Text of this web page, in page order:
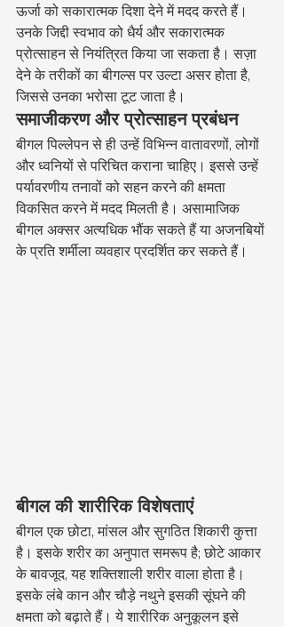
ऊर्जा को सकारात्मक दिशा देने में मदद करते हैं।
उनके जिद्दी स्वभाव को धैर्य और सकारात्मक
प्रोत्साहन से नियंत्रित किया जा सकता है। सज़ा
देने के तरीकों का बीगल्स पर उल्टा असर होता है,
जिससे उनका भरोसा टूट जाता है।
समाजीकरण और प्रोत्साहन प्रबंधन
बीगल पिल्लेपन से ही उन्हें विभिन्न वातावरणों, लोगों
और ध्वनियों से परिचित कराना चाहिए। इससे उन्हें
पर्यावरणीय तनावों को सहन करने की क्षमता
विकसित करने में मदद मिलती है। असामाजिक
बीगल अक्सर अत्यधिक भौंक सकते हैं या अजनबियों
के प्रति शर्मीला व्यवहार प्रदर्शित कर सकते हैं।
बीगल की शारीरिक विशेषताएं
बीगल एक छोटा, मांसल और सुगठित शिकारी कुत्ता
है। इसके शरीर का अनुपात समरूप है; छोटे आकार
के बावजूद, यह शक्तिशाली शरीर वाला होता है।
इसके लंबे कान और चौड़े नथुने इसकी सूंघने की
क्षमता को बढ़ाते हैं। ये शारीरिक अनुकूलन इसे